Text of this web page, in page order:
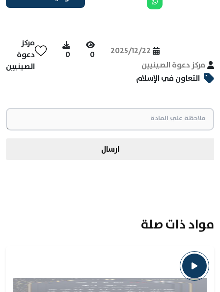
مركز دعوة الصينيين
2025/12/22
0
0
مركز
دعوة
الصينيين
التعاون في الإسلام
ارسال
مواد ذات صلة